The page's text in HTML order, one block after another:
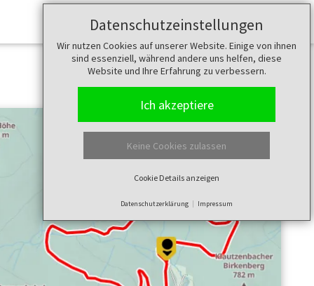
Datenschutzeinstellungen
Wir nutzen Cookies auf unserer Website. Einige von ihnen
sind essenziell, während andere uns helfen, diese
Website und Ihre Erfahrung zu verbessern.
Ich akzeptiere
Keine Cookies zulassen
Cookie Details anzeigen
Datenschutzerklärung Impressum
Merkzettel ( 0 )